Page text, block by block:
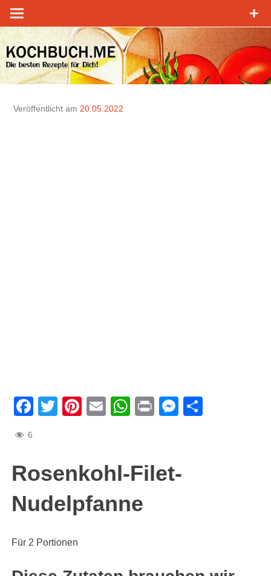
Zum
Inhalt
springen
Veröffentlicht am 20.05.2022
Facebook
TwitterPinterest
EmailWhatsApp
Print
6
Rosenkohl-Filet-
Nudelpfanne
Für 2 Portionen